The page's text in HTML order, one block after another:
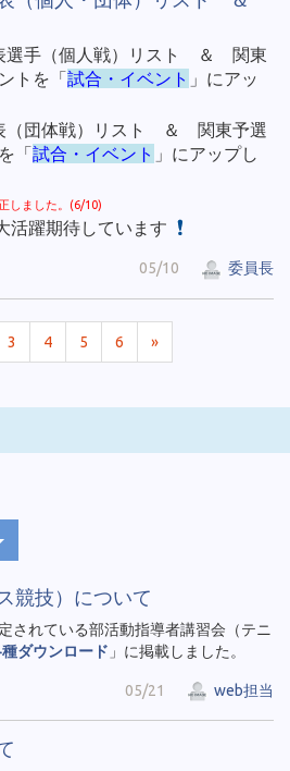
選手（個人戦）リスト ＆ 関東
トを「試合・イベント 」にアッ
（団体戦）リスト ＆ 関東予選
「試合・イベント 」にアップし
しました。(6/10)
躍期待しています
05/10 委員長
3 4 5 6 »
競技）について
されている部活動指導者講習会（テニ
ダウンロード 」に掲載しました。
05/21 web担当